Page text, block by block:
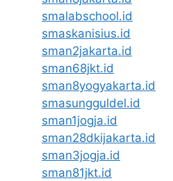
smalabschool.id
smaskanisius.id
sman2jakarta.id
sman68jkt.id
sman8yogyakarta.id
smasungguldel.id
sman1jogja.id
sman28dkijakarta.id
sman3jogja.id
sman81jkt.id